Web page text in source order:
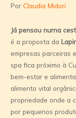
PorClaudia Midori
Já pensou numa
é a proposta da
empresas parceiras
spa fica próximo à
bem-estar e
alimento vital
propriedade onde a
por pequenos